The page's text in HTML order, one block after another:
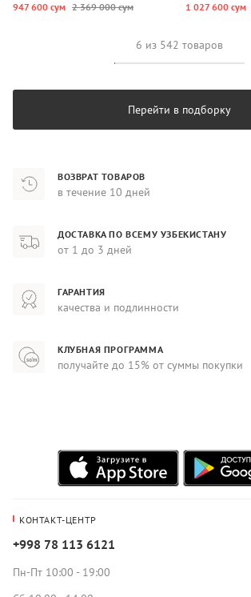
947 600 сум 2 369 000 сум 1 027 600 сум
6 из 542 товаров
Перейти в подборку
ВОЗВРАТ ТОВАРОВ
в течение 10 дней
ДОСТАВКА ПО ВСЕМУ УЗБЕКИСТАНУ
от 1 до 3 дней
ГАРАНТИЯ
качества и подлинности
КЛУБНАЯ ПРОГРАММА
получайте до 15% от суммы покупки
КОНТАКТ-ЦЕНТР
+998 78 113 6121
Пн-Пт 10:00 - 19:00